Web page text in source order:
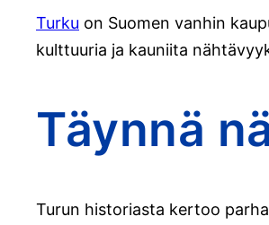
Turku on Suomen vanhin
kulttuuria ja kauniita
Täynnä
Turun historiasta kertoo